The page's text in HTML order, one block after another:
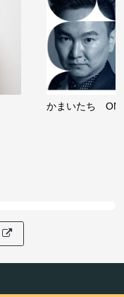
かまいたち